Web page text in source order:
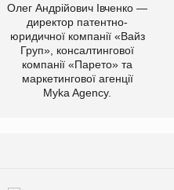
Олег Андрійович Івченко —
директор патентно-
юридичної компанії «Вайз
Груп», консалтингової
компанії «Парето» та
маркетингової агенції
Myka Agency.